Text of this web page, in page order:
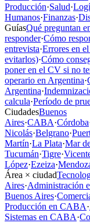
Producción·Salud·
Humanos·Finanzas·
GuíasQué preguntan
responder·Cómo
entrevista·Errores en
evitarlos)·Cómo
poner en el CV si no
operario en Argentina·
Argentina·
calcula·Período de
CiudadesBuenos
Aires·CABA·Córdoba
Nicolás·Belgrano·
Martín·La Plata·Mar
Tucumán·Tigre·
López·Ezeiza·
Área × ciudad
Aires·Administración
Buenos Aires·
Producción en CABA·
Sistemas en CABA·